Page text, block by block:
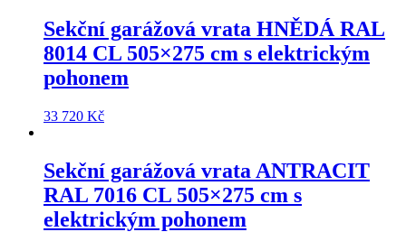
Sekční garážová vrata HNĚDÁ RAL
8014 CL 505×275 cm s elektrickým
pohonem
33 720 Kč
Sekční garážová vrata ANTRACIT
RAL 7016 CL 505×275 cm s
elektrickým pohonem